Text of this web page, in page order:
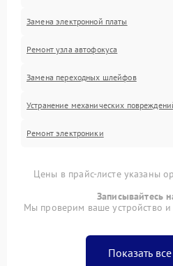
Замена электронной платы
Ремонт узла автофокуса
Замена переходных шлейфов
Устранение механических
Ремонт электроники
Цены в прайс-листе указаны
Записывайтесь
Мы проверим ваше устройство
Показать все